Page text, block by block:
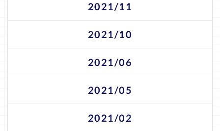
2021/11
2021/10
2021/06
2021/05
2021/02